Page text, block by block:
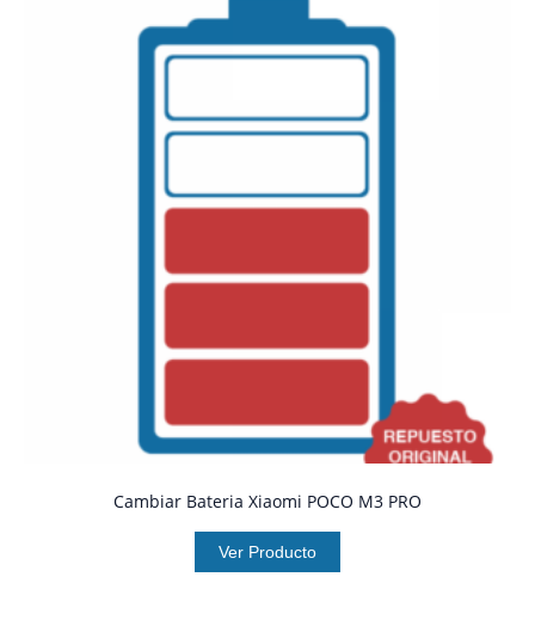
Cambiar Bateria Xiaomi POCO M3 PRO
Ver Producto